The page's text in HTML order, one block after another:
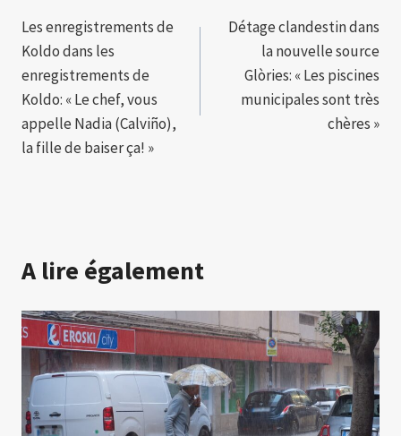
de
l’article
Les enregistrements de
Koldo dans les
enregistrements de
Koldo: « Le chef, vous
appelle Nadia (Calviño),
la fille de baiser ça! »
Détage clandestin dans
la nouvelle source
Glòries: « Les piscines
municipales sont très
chères »
A lire également